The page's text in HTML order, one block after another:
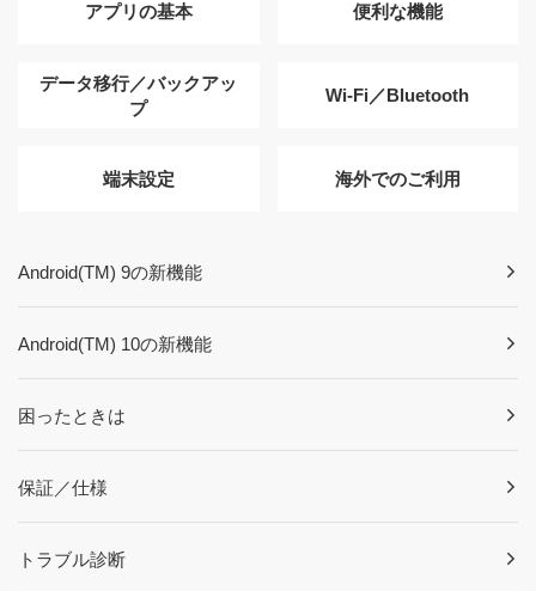
アプリの基本 便利な機能
データ移行／バックアッ
プ
Wi-Fi／Bluetooth
端末設定 海外でのご利用
Android(TM) 9の新機能
Android(TM) 10の新機能
困ったときは
保証／仕様
トラブル診断